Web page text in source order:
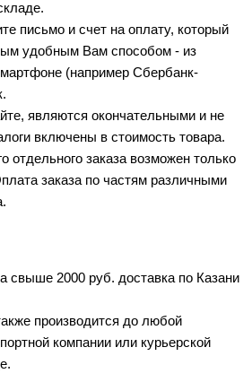
письмо и счет на оплату, который
удобным Вам способом - из
(например Сбербанк-
являются окончательными и не
включены в стоимость товара.
отдельного заказа возможен только
заказа по частям различными
свыше 2000 руб. доставка по Казани
производится до любой
компании или курьерской